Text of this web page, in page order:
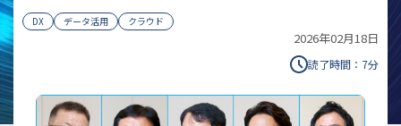
DX データ活用 クラウド
2026年02月18日
読了時間： 7分